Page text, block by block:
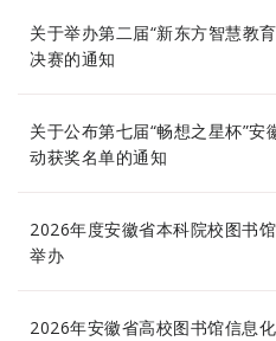
关于举办第二届“新东方智慧教
决赛的通知
关于公布第七届“畅想之星杯”
动获奖名单的通知
2026年度安徽省本科院校图书
举办
2026年安徽省高校图书馆信息